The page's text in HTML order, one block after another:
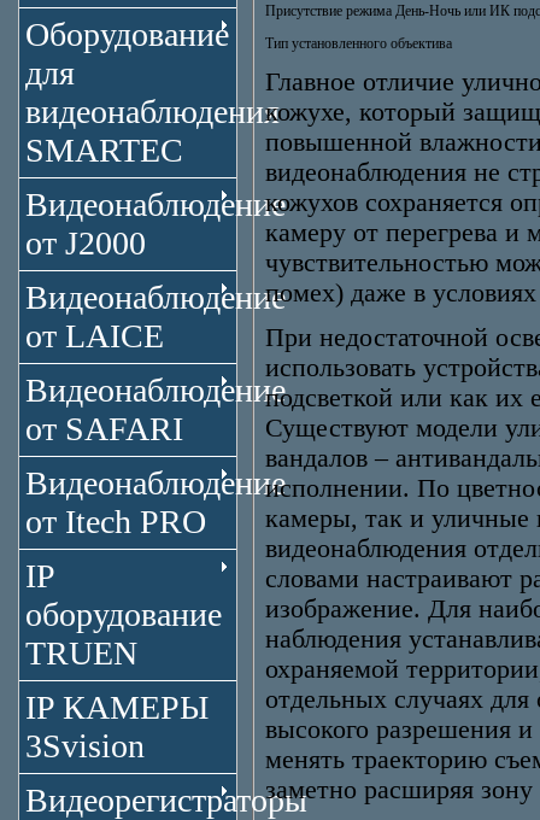
Оборудование
для
видеонаблюдения
SMARTEC
Видеонаблюдение
от J2000
Видеонаблюдение
от LAICE
Видеонаблюдение
от SAFARI
Видеонаблюдение
от Itech PRO
IP
оборудование
TRUEN
IP КАМЕРЫ
3Svision
Видеорегистраторы
Присутствие режима День-Ночь или ИК
Тип установленного объектива
Главное отличие
кожухе, который
повышенной
видеонаблюдения не
кожухов сохраняется
камеру от перегрева и
чувствительностью
помех) даже в
При недостаточной
использовать
подсветкой или как
Существуют модели
вандалов –
исполнении. По
камеры, так и
видеонаблюдения
словами настраивают
изображение. Для
наблюдения
охраняемой
отдельных случаях
высокого разрешения
менять траекторию
заметно расширяя зону